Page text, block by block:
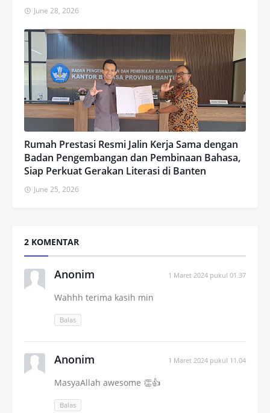
June 28, 2026
Rumah Prestasi Resmi Jalin Kerja Sama dengan
Badan Pengembangan dan Pembinaan Bahasa,
Siap Perkuat Gerakan Literasi di Banten
June 25, 2026
2 KOMENTAR
Anonim 1 Maret 2024 pukul 01.37
Wahhh terima kasih min
Balas
Anonim 1 Maret 2024 pukul 11.04
MasyaAllah awesome 👏👍
Balas